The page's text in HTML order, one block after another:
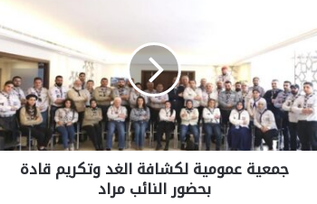
جمعية عمومية لكشافة الغد وتكريم قادة
بحضور النائب مراد